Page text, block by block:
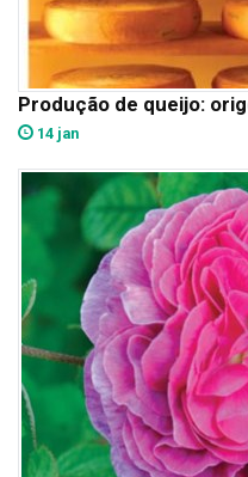
Produção de queijo:
14 jan